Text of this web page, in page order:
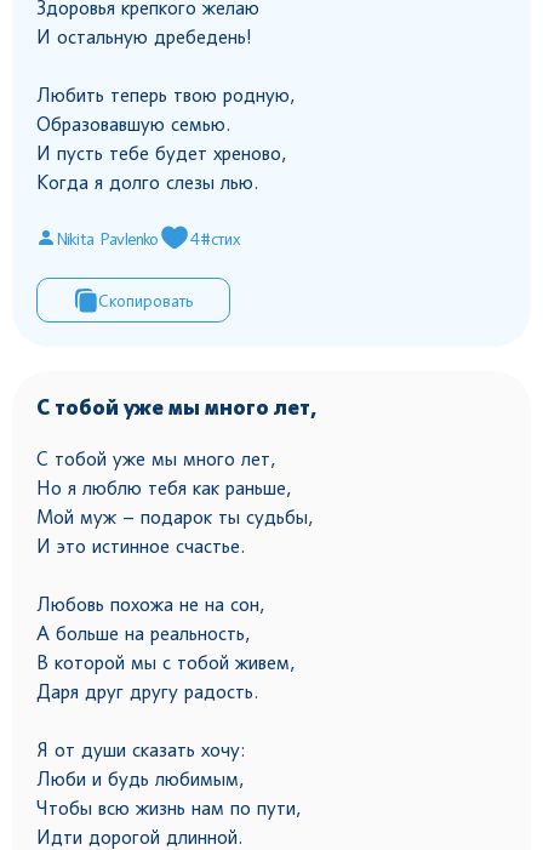
Здоровья крепкого желаю
И остальную дребедень!
Любить теперь твою родную,
Образовавшую семью.
И пусть тебе будет хреново,
Когда я долго слезы лью.
Nikita Pavlenko 4#стих
Скопировать
С тобой уже мы много лет,
С тобой уже мы много лет,
Но я люблю тебя как раньше,
Мой муж – подарок ты судьбы,
И это истинное счастье.
Любовь похожа не на сон,
А больше на реальность,
В которой мы с тобой живем,
Даря друг другу радость.
Я от души сказать хочу:
Люби и будь любимым,
Чтобы всю жизнь нам по пути,
Идти дорогой длинной.